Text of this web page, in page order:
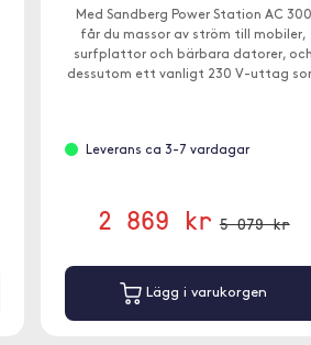
Med Sandberg Power Station AC 300
får du massor av ström till mobiler,
surfplattor och bärbara datorer, och
dessutom ett vanligt 230 V-uttag
Leverans ca 3-7 vardagar
2 869 kr 5 079 kr
Lägg i varukorgen